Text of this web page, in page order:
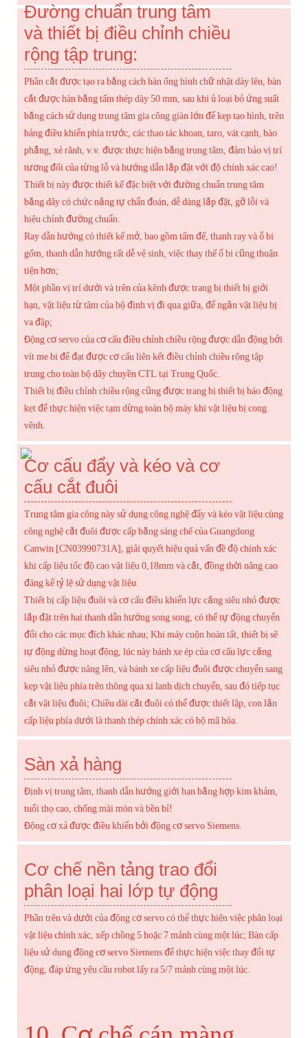
Đường chuẩn trung tâm
và thiết bị điều chỉnh chiều
rộng tập trung:
Phần cắt được tạo ra bằng cách hàn ống hình chữ nhật dày lên, bàn
cắt được hàn bằng tấm thép dày 50 mm, sau khi ủ loại bỏ ứng suất
bằng cách sử dụng trung tâm gia công giàn lớn để kẹp tạo hình, trên
bảng điều khiển phía trước, các thao tác khoan, taro, vát cạnh, bào
phẳng, xẻ rãnh, v.v. được thực hiện bằng trung tâm, đảm bảo vị trí
tương đối của từng lỗ và hướng dẫn lắp đặt với độ chính xác cao!
Thiết bị này được thiết kế đặc biệt với đường chuẩn trung tâm
bằng dây có chức năng tự chẩn đoán, dễ dàng lắp đặt, gỡ lỗi và
hiệu chỉnh đường chuẩn.
Ray dẫn hướng có thiết kế mở, bao gồm tấm đế, thanh ray và ổ bi
gốm, thanh dẫn hướng rất dễ vệ sinh, việc thay thế ổ bi cũng thuận
tiện hơn;
Một phần vị trí dưới và trên của kênh được trang bị thiết bị giới
hạn, vật liệu từ tâm của bộ định vị đi qua giữa, để ngăn vật liệu bị
va đập;
Động cơ servo của cơ cấu điều chỉnh chiều rộng được dẫn động bởi
vít me bi để đạt được cơ cấu liên kết điều chỉnh chiều rộng tập
trung cho toàn bộ dây chuyền CTL tại Trung Quốc.
Thiết bị điều chỉnh chiều rộng cũng được trang bị thiết bị báo động
kẹt để thực hiện việc tạm dừng toàn bộ máy khi vật liệu bị cong
vênh.
Cơ cấu đẩy và kéo và cơ
cấu cắt đuôi
Trung tâm gia công này sử dụng công nghệ đẩy và kéo vật liệu cùng
công nghệ cắt đuôi được cấp bằng sáng chế của Guangdong
Canwin [CN03990731A], giải quyết hiệu quả vấn đề độ chính xác
khi cấp liệu tốc độ cao vật liệu 0,18mm và cắt, đồng thời nâng cao
đáng kể tỷ lệ sử dụng vật liệu.
Thiết bị cấp liệu đuôi và cơ cấu điều khiển lực căng siêu nhỏ được
lắp đặt trên hai thanh dẫn hướng song song, có thể tự động chuyển
đổi cho các mục đích khác nhau; Khi máy cuộn hoàn tất, thiết bị sẽ
tự động dừng hoạt động, lúc này bánh xe ép của cơ cấu lực căng
siêu nhỏ được nâng lên, và bánh xe cấp liệu đuôi được chuyển sang
kẹp vật liệu phía trên thông qua xi lanh dịch chuyển, sau đó tiếp tục
cắt vật liệu đuôi; Chiều dài cắt đuôi có thể được thiết lập, con lăn
cấp liệu phía dưới là thanh thép chính xác có bộ mã hóa.
Sàn xả hàng
Định vị trung tâm, thanh dẫn hướng giới hạn bằng hợp kim khảm,
tuổi thọ cao, chống mài mòn và bền bỉ!
Động cơ xả được điều khiển bởi động cơ servo Siemens.
Cơ chế nền tảng trao đổi
phân loại hai lớp tự động
Phần trên và dưới của động cơ servo có thể thực hiện việc phân loại
vật liệu chính xác, xếp chồng 5 hoặc 7 mảnh cùng một lúc; Bàn cấp
liệu sử dụng động cơ servo Siemens để thực hiện việc thay đổi tự
động, đáp ứng yêu cầu robot lấy ra 5/7 mảnh cùng một lúc.